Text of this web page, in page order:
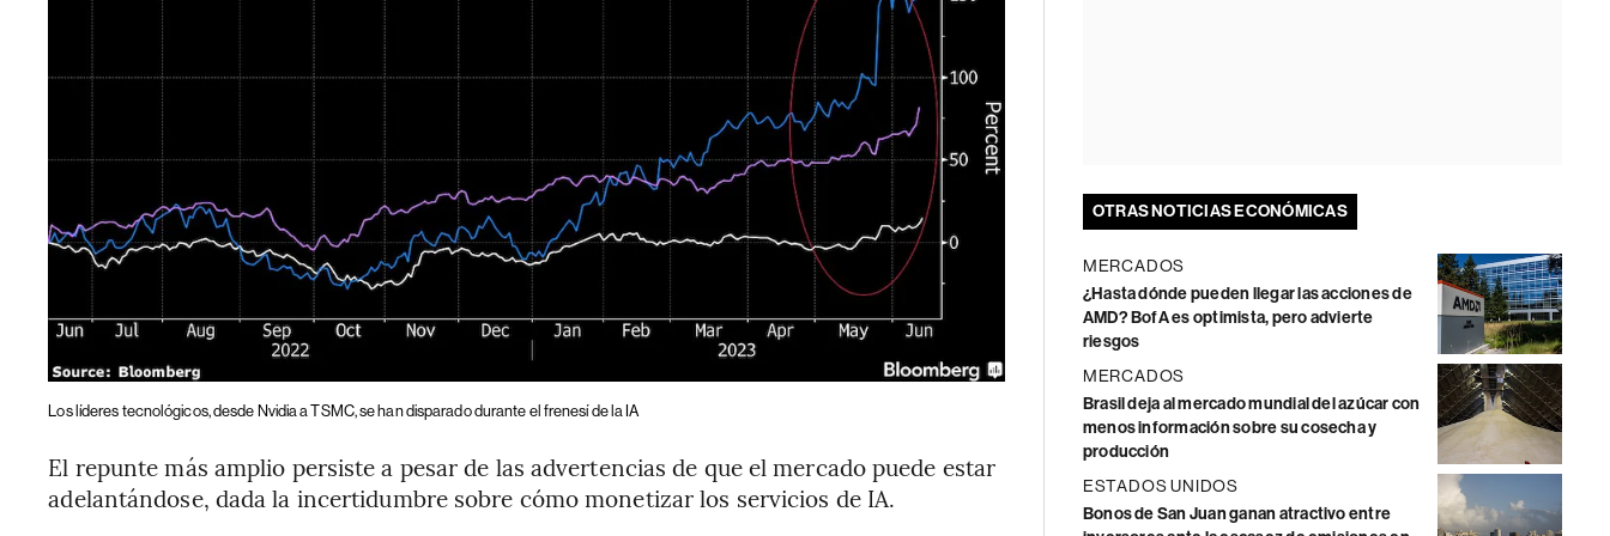
Los líderes tecnológicos, desde Nvidia a TSMC, se han disparado durante el frenesí de la IA
El repunte más amplio persiste a pesar de las advertencias de que el mercado puede estar
adelantándose, dada la incertidumbre sobre cómo monetizar los servicios de IA.
OTRAS NOTICIAS ECONÓMICAS
MERCADOS
¿Hasta dónde pueden llegar las acciones de
AMD? BofA es optimista, pero advierte
riesgos
MERCADOS
Brasil deja al mercado mundial del azúcar con
menos información sobre su cosecha y
producción
ESTADOS UNIDOS
Bonos de San Juan ganan atractivo entre